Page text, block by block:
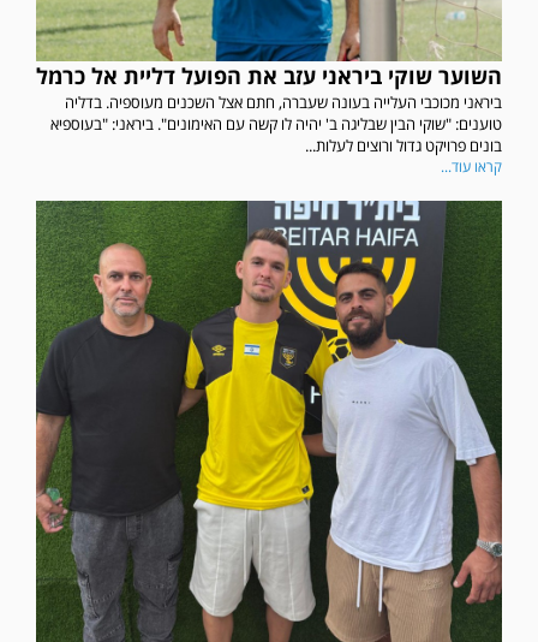
השוער שוקי ביראני עזב את הפועל דליית אל כרמל
ביראני מכוכבי העלייה בעונה שעברה, חתם אצל השכנים מעוספיה. בדליה
טוענים: "שוקי הבין שבליגה ב' יהיה לו קשה עם האימונים". ביראני: "בעוספיא
בונים פרויקט גדול ורוצים לעלות...
קראו עוד...